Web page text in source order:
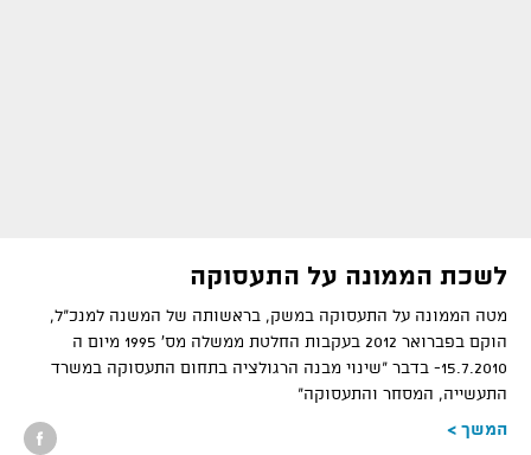
לשכת הממונה על התעסוקה
מטה הממונה על התעסוקה במשק, בראשותה של המשנה למנכ"ל,
הוקם בפברואר 2012 בעקבות החלטת ממשלה מס' 1995 מיום ה
15.7.2010- בדבר "שינוי מבנה הרגולציה בתחום התעסוקה במשרד
התעשייה, המסחר והתעסוקה"
המשך